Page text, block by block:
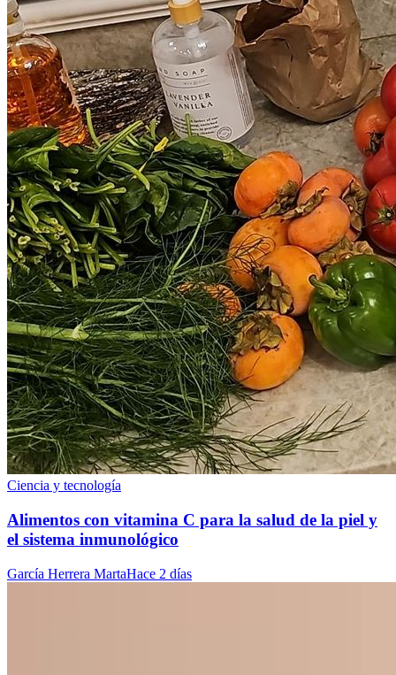
Ciencia y tecnología
Alimentos con vitamina C para la salud de la piel y
el sistema inmunológico
García Herrera MartaHace 2 días